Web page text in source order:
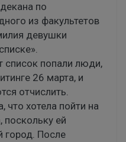
по
из факультетов
девушки
список попали люди,
26 марта, и
отчислить.
что хотела пойти на
поскольку ей
город. После